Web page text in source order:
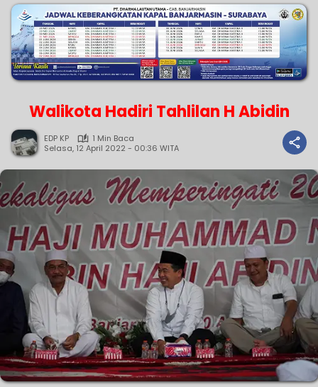
Walikota Hadiri Tahlilan H Abidin
EDP KP
1 Min Baca
Selasa, 12 April 2022 - 00:36 WITA